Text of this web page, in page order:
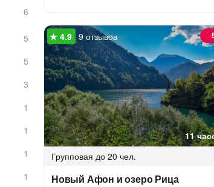
11
-
9 отзывов
Групповая до 20 чел.
Новый Афон и озеро Рица